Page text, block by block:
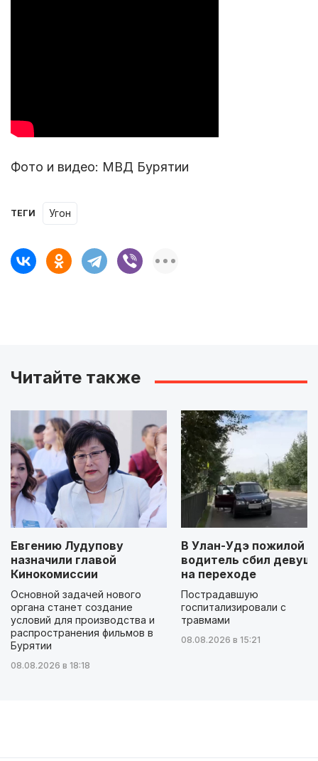
Фото и видео: МВД Бурятии
ТЕГИ угон
Читайте также
Евгению Лудупову
назначили главой
Кинокомиссии
Основной задачей нового
органа станет создание
условий для производства и
распространения фильмов в
Бурятии
08.08.2026 в 18:18
В Улан-Удэ пожилой
водитель сбил
на переходе
Пострадавшую
госпитализировали с
травмами
08.08.2026 в 15:21